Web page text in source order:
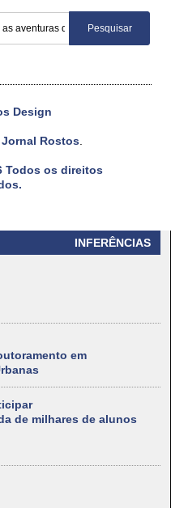
INFERÊNCIAS
em
de milhares de alunos
Design
Jornal Rostos.
Todos os direitos